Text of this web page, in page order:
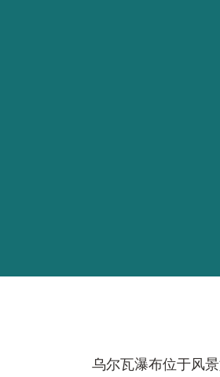
乌尔瓦瀑布位于风